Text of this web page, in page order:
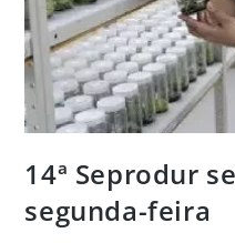
14ª Seprodur
segunda-feira